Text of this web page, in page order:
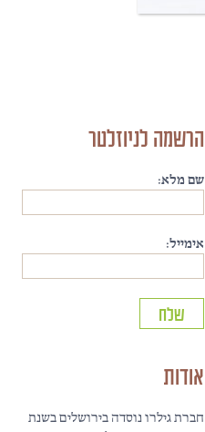
הרשמה לניוזלטר
שם מלא:
אימייל:
אודות
חברת גילרו נוסדה בירושלים בשנת